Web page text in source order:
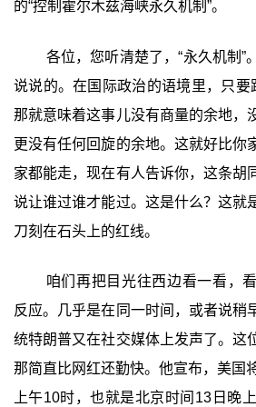
的“控制霍尔木兹海峡永久机制”。
各位，您听清楚了，“永久机制”
说说的。在国际政治的语境里，只要
那就意味着这事儿没有商量的余地，
更没有任何回旋的余地。这就好比你
家都能走，现在有人告诉你，这条胡
说让谁过谁才能过。这是什么？这就
刀刻在石头上的红线。
咱们再把目光往西边看一看，
反应。几乎是在同一时间，或者说稍
统特朗普又在社交媒体上发声了。这
那简直比网红还勤快。他宣布，美国
上午10时，也就是北京时间13日晚